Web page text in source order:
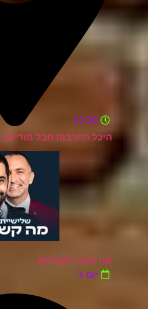
היכל התרבות חבל מודיעין
21:30
מה קשור סטנדאפ
יום ג'